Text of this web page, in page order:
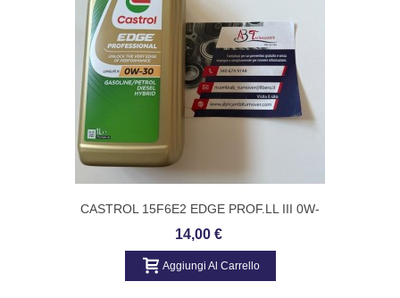
CASTROL 15F6E2 EDGE PROF.LL III 0W-
30
14,00 €
Aggiungi Al Carrello